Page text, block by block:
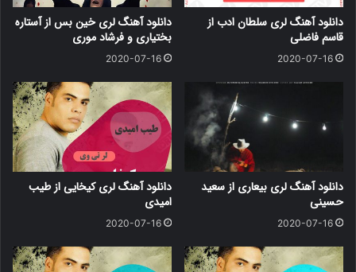
دانلود آهنگ لری سلطان ادب از
قاسم فاضلی
2020-07-16
دانلود آهنگ لری خین بس از آستاره
بختیاری و فرشاد موری
2020-07-16
دانلود آهنگ لری بیعاری از سعید
حسینی
2020-07-16
دانلود آهنگ لری کیخایی از طیب
امیدی
2020-07-16